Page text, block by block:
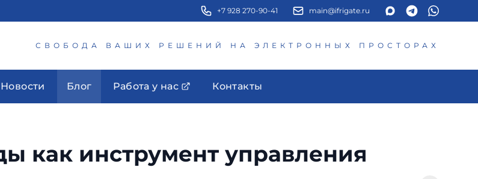
+7 928 270-90-41 main@ifrigate.ru
СВОБОДА ВАШИХ РЕШЕНИЙ НА ЭЛЕКТРОННЫХ ПРОСТОРАХ
Новости Блог Работа у нас Контакты
как инструмент управления